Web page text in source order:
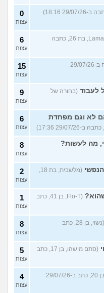
0
עצות
(Lamali, בת 26, כתבה
6
עצות
(אנונימית, בת 25, כתבה ב-29/07/26
15
עצות
לעבוד (בחורה של
9
עצות
לא וגם מפחדת
6
עצות
מה לעשות? 8
עצות
(מלשבית, בת 18,
2
עצות
(Flo-T, בן 41, כתב
1
עצות
(נשוי, בן 28, כתב
8
עצות
(סתם מישהו, בן 17, כתב
5
עצות
(אנונימי, בן 20, כתב ב-29/07/26
4
עצות